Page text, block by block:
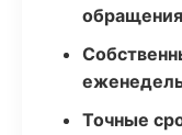
обращения
Точные